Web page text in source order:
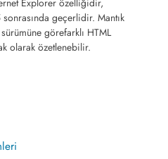
Explorer özelliğidir,
geçerlidir. Mantık
görefarklı HTML
olarak özetlenebilir.